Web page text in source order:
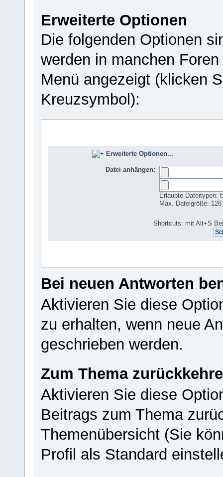
Erweiterte Optionen
Die folgenden Optionen
werden in manchen
Menü angezeigt (klicken
Kreuzsymbol):
Erweiterte Optionen...
Datei anhängen:
Erlaubte Dateitypen:
Max. Dateigröße:
Shortcuts: mit Alt+S
Bei neuen Antworten
Aktivieren Sie diese
zu erhalten, wenn neue
geschrieben werden.
Zum Thema
Aktivieren Sie diese
Beitrags zum Thema
Themenübersicht (Sie
Profil als Standard